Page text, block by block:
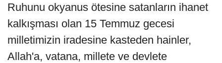
Ruhunu okyanus ötesine satanların ihanet
kalkışması olan 15 Temmuz gecesi
milletimizin iradesine kasteden hainler,
Allah'a, vatana, millete ve devlete